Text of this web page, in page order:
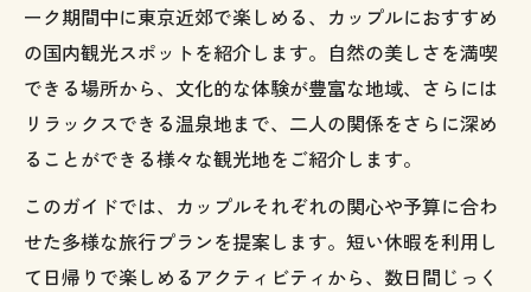
ーク期間中に東京近郊で楽しめる、カップルにおすすめ
の国内観光スポットを紹介します。自然の美しさを満喫
できる場所から、文化的な体験が豊富な地域、さらには
リラックスできる温泉地まで、二人の関係をさらに深め
ることができる様々な観光地をご紹介します。
このガイドでは、カップルそれぞれの関心や予算に合わ
せた多様な旅行プランを提案します。短い休暇を利用し
て日帰りで楽しめるアクティビティから、数日間じっく